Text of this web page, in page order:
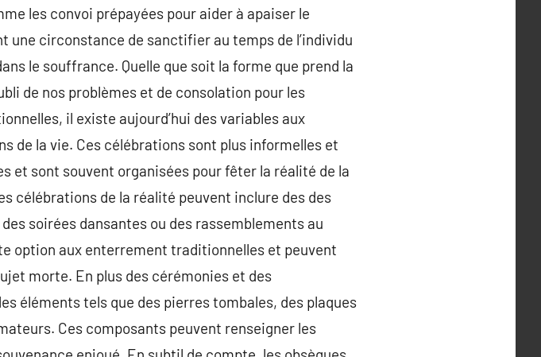
les convoi prépayées pour aider à apaiser le
une circonstance de sanctifier au temps de l’individu
le souffrance. Quelle que soit la forme que prend la
de nos problèmes et de consolation pour les
il existe aujourd’hui des variables aux
de la vie. Ces célébrations sont plus informelles et
et sont souvent organisées pour fêter la réalité de la
célébrations de la réalité peuvent inclure des des
soirées dansantes ou des rassemblements au
option aux enterrement traditionnelles et peuvent
morte. En plus des cérémonies et des
éléments tels que des pierres tombales, des plaques
Ces composants peuvent renseigner les